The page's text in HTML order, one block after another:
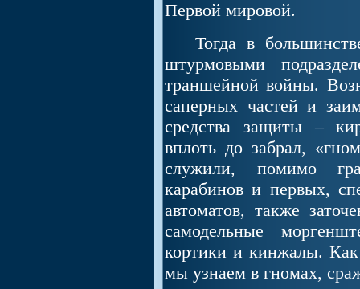
Первой мировой.
Тогда в большинстве
штурмовыми
траншейной войны.
саперных частей и
средства защиты –
вплоть до забрал,
служили, помимо
карабинов и первых,
автоматов, также
самодельные
кортики и кинжалы.
мы узнаем в гномах,